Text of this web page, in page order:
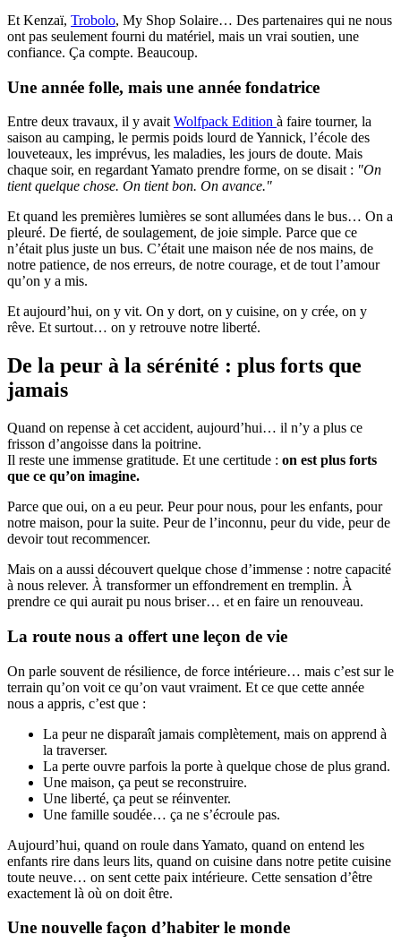
Et Kenzaï, Trobolo, My Shop Solaire… Des partenaires qui ne nous
ont pas seulement fourni du matériel, mais un vrai soutien, une
confiance. Ça compte. Beaucoup.
Une année folle, mais une année fondatrice
Entre deux travaux, il y avait Wolfpack Edition à faire tourner, la
saison au camping, le permis poids lourd de Yannick, l’école des
louveteaux, les imprévus, les maladies, les jours de doute. Mais
chaque soir, en regardant Yamato prendre forme, on se disait : "On
tient quelque chose. On tient bon. On avance."
Et quand les premières lumières se sont allumées dans le bus… On a
pleuré. De fierté, de soulagement, de joie simple. Parce que ce
n’était plus juste un bus. C’était une maison née de nos mains, de
notre patience, de nos erreurs, de notre courage, et de tout l’amour
qu’on y a mis.
Et aujourd’hui, on y vit. On y dort, on y cuisine, on y crée, on y
rêve. Et surtout… on y retrouve notre liberté.
De la peur à la sérénité : plus forts que
jamais
Quand on repense à cet accident, aujourd’hui… il n’y a plus ce
frisson d’angoisse dans la poitrine.
Il reste une immense gratitude. Et une certitude : on est plus forts
que ce qu’on imagine.
Parce que oui, on a eu peur. Peur pour nous, pour les enfants, pour
notre maison, pour la suite. Peur de l’inconnu, peur du vide, peur de
devoir tout recommencer.
Mais on a aussi découvert quelque chose d’immense : notre capacité
à nous relever. À transformer un effondrement en tremplin. À
prendre ce qui aurait pu nous briser… et en faire un renouveau.
La route nous a offert une leçon de vie
On parle souvent de résilience, de force intérieure… mais c’est sur le
terrain qu’on voit ce qu’on vaut vraiment. Et ce que cette année
nous a appris, c’est que :
La peur ne disparaît jamais complètement, mais on apprend à
la traverser.
La perte ouvre parfois la porte à quelque chose de plus grand.
Une maison, ça peut se reconstruire.
Une liberté, ça peut se réinventer.
Une famille soudée… ça ne s’écroule pas.
Aujourd’hui, quand on roule dans Yamato, quand on entend les
enfants rire dans leurs lits, quand on cuisine dans notre petite cuisine
toute neuve… on sent cette paix intérieure. Cette sensation d’être
exactement là où on doit être.
Une nouvelle façon d’habiter le monde